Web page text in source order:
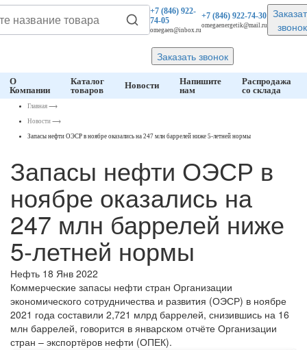
+7 (846)922-
74-05
omegaen@inbox.ru
+7 (846)922-74-30
omegaenergetik@mail.ru
звонок
Заказать звонок
О
Компании
Каталог
товаров
Новости
Напишите
нам
Распродажа
со склада
Главная ⟶
Новости ⟶
Запасы нефти ОЭСР в ноябре оказались на 247 млн баррелей ниже 5-летней нормы
Запасы нефти ОЭСР в
ноябре оказались на
247 млн баррелей ниже
5-летней нормы
Нефть 18 Янв 2022
Коммерческие запасы нефти стран Организации
экономического сотрудничества и развития (ОЭСР) в ноябре
2021 года составили 2,721 млрд баррелей, снизившись на 16
млн баррелей, говорится в январском отчёте Организации
стран – экспортёров нефти (ОПЕК).